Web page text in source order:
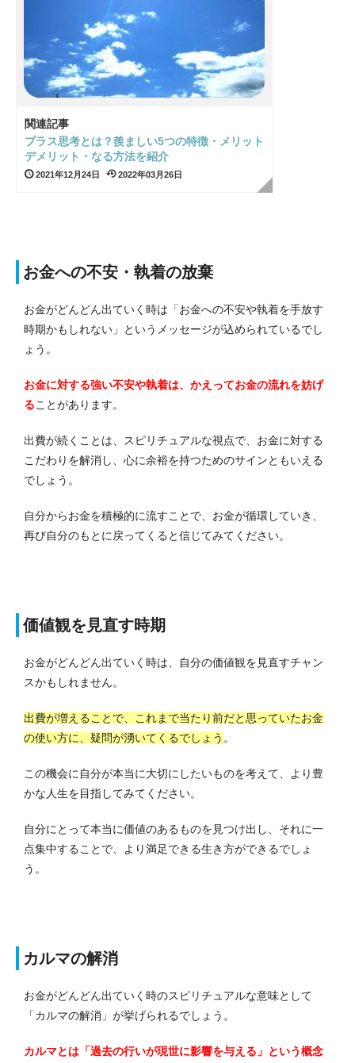
関連記事
プラス思考とは？羨ましい5つの特徴・メリット
デメリット・なる方法を紹介
2021年12月24日 2022年03月26日
お金への不安・執着の放棄
お金がどんどん出ていく時は「お金への不安や執着を手放す
時期かもしれない」というメッセージが込められているでし
ょう。
お金に対する強い不安や執着は、かえってお金の流れを妨げ
ることがあります。
出費が続くことは、スピリチュアルな視点で、お金に対する
こだわりを解消し、心に余裕を持つためのサインともいえる
でしょう。
自分からお金を積極的に流すことで、お金が循環していき、
再び自分のもとに戻ってくると信じてみてください。
価値観を見直す時期
お金がどんどん出ていく時は、自分の価値観を見直すチャン
スかもしれません。
出費が増えることで、これまで当たり前だと思っていたお金
の使い方に、疑問が湧いてくるでしょう 。
この機会に自分が本当に大切にしたいものを考えて、より豊
かな人生を目指してみてください。
自分にとって本当に価値のあるものを見つけ出し、それに一
点集中することで、より満足できる生き方ができるでしょ
う。
カルマの解消
お金がどんどん出ていく時のスピリチュアルな意味として
「カルマの解消」が挙げられるでしょう。
カルマとは「過去の行いが現世に影響を与える」という概念